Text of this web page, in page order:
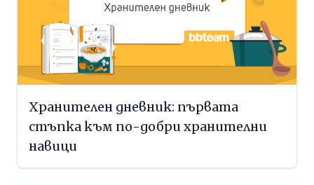
Хранителен дневник: първата
стъпка към по-добри хранителни
навици